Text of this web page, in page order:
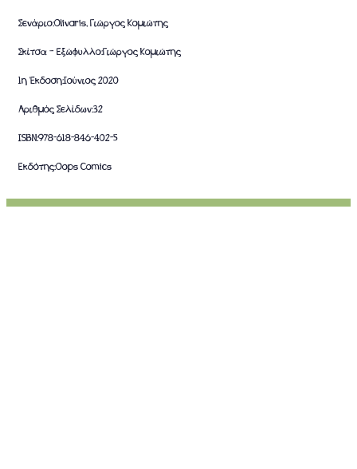
Σενάριο:Olivaris, Γιώργος Κομιώτης
Σκίτσα – Εξώφυλλο:Γιώργος Κομιώτης
1η Έκδοση:Ιούνιος 2020
Αριθμός Σελίδων:32
ISBN:978-618-846-402-5
Εκδότης:Oops Comics